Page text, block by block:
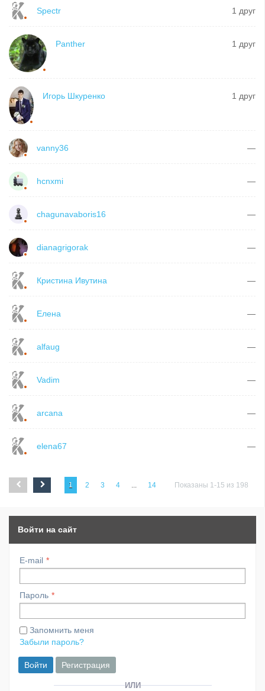
Spectr 1 друг
Panther 1 друг
Игорь Шкуренко 1 друг
vanny36 —
hcnxmi —
chagunavaboris16 —
dianagrigorak —
Кристина Ивутина —
Елена —
alfaug —
Vadim —
arcana —
elena67 —
1 2 3 4 ... 14 Показаны 1-15 из 198
Войти на сайт
E-mail
Пароль
Запомнить меня
Забыли пароль?
Войти Регистрация
ИЛИ